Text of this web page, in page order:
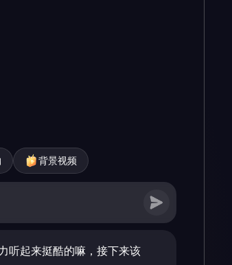
背景视频
听起来挺酷的嘛，接下来该